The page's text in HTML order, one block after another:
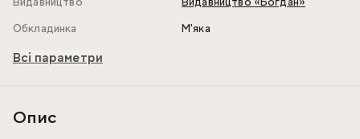
Обкладинка
М'яка
Всі параметри
Опис